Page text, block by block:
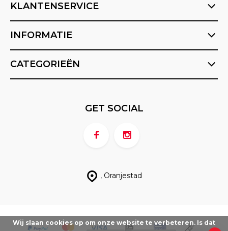
KLANTENSERVICE
INFORMATIE
CATEGORIEËN
, Oranjestad
GET SOCIAL
Wij slaan cookies op om onze website te verbeteren. Is dat